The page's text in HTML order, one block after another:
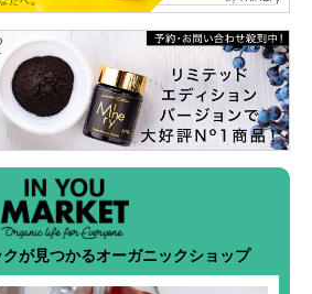
が見つかるオーガニックショップ